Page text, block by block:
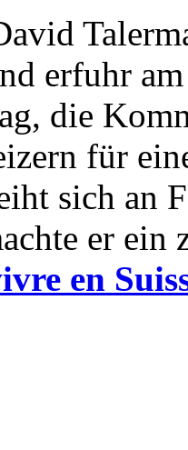
erfuhr
die
für
sich an
er
en